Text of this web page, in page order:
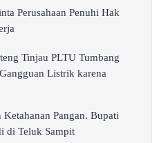
Perusahaan Penuhi Hak
Tinjau PLTU Tumbang
Listrik karena
Pangan. Bupati
di Teluk Sampit